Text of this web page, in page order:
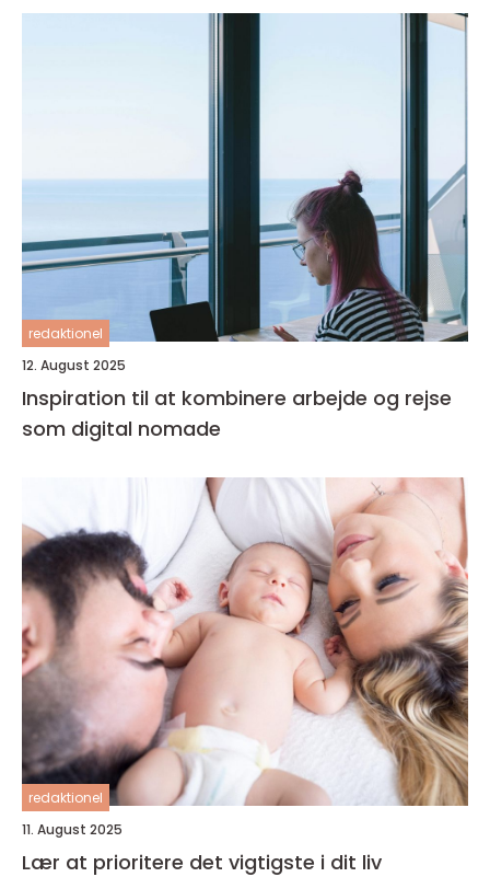
redaktionel
12. August 2025
Inspiration til at kombinere arbejde og rejse
som digital nomade
redaktionel
11. August 2025
Lær at prioritere det vigtigste i dit liv